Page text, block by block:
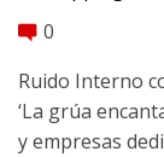
comment 0
Ruido Interno
‘La grúa
y empresas